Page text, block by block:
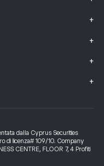
+
+
+
+
dalla Cyprus Securities
di licenza# 109/10. Company
CENTRE, FLOOR 7, 4 Profiti